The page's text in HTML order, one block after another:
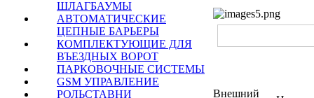
ШЛАГБАУМЫ
АВТОМАТИЧЕСКИЕ
ЦЕПНЫЕ БАРЬЕРЫ
КОМПЛЕКТУЮЩИЕ ДЛЯ
ВЪЕЗДНЫХ ВОРОТ
ПАРКОВОЧНЫЕ СИСТЕМЫ
GSM УПРАВЛЕНИЕ
РОЛЬСТАВНИ
Внешний